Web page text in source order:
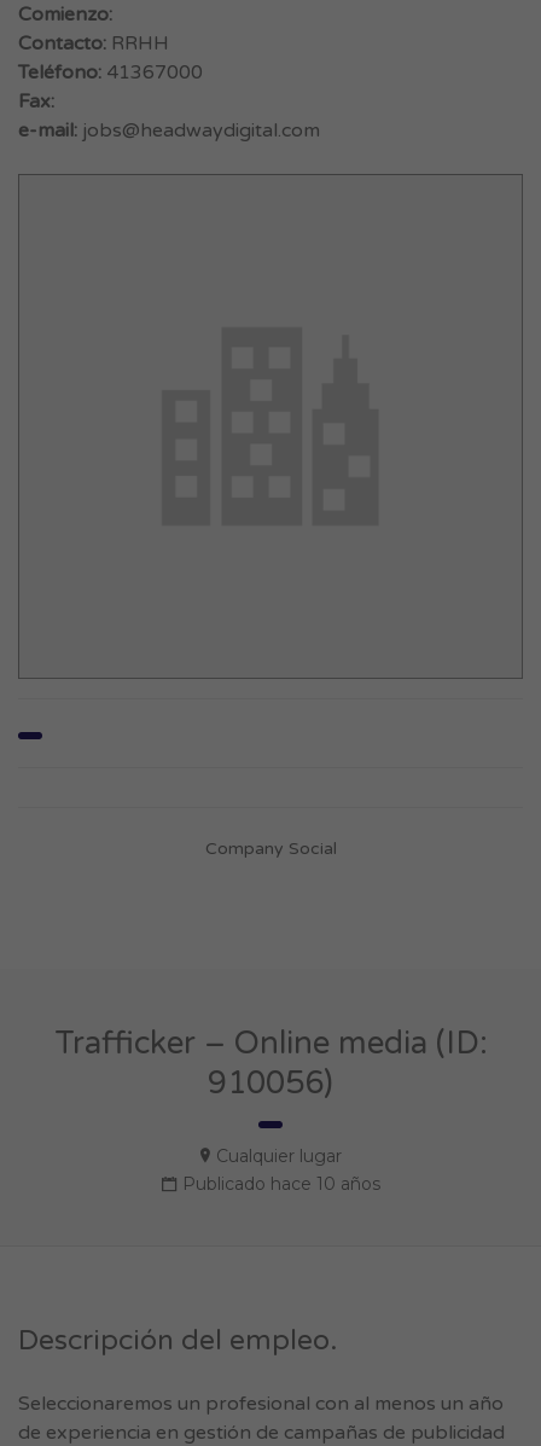
Comienzo:
Contacto: RRHH
Teléfono: 41367000
Fax:
e-mail: jobs@headwaydigital.com
Company Social
Trafficker – Online media (ID:
910056)
Cualquier lugar
Publicado hace 10 años
Descripción del empleo.
Seleccionaremos un profesional con al menos un año
de experiencia en gestión de campañas de publicidad